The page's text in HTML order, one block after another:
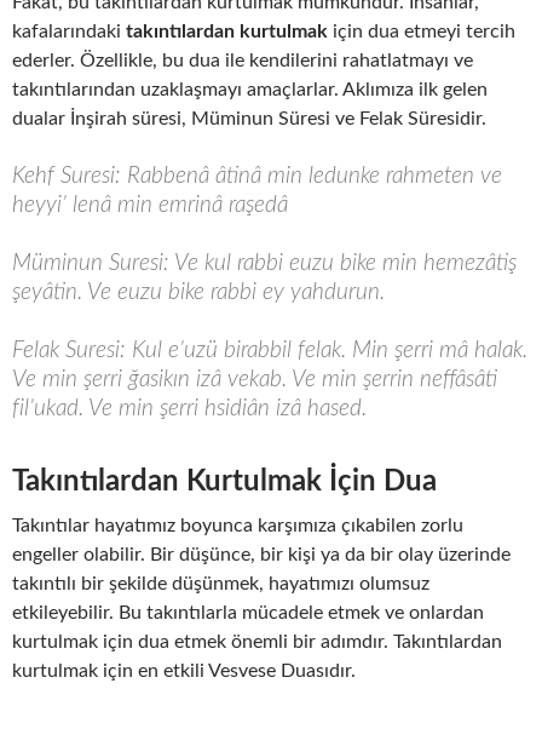
kafalarındaki takıntılardan kurtulmak için dua etmeyi tercih
ederler. Özellikle, bu dua ile kendilerini rahatlatmayı ve
takıntılarından uzaklaşmayı amaçlarlar. Aklımıza ilk gelen
dualar İnşirah süresi, Müminun Süresi ve Felak Süresidir.
Kehf Suresi: Rabbenâ âtinâ min ledunke rahmeten ve
heyyi’ lenâ min emrinâ raşedâ
Müminun Suresi: Ve kul rabbi euzu bike min hemezâtiş
şeyâtin. Ve euzu bike rabbi ey yahdurun.
Felak Suresi: Kul e’uzü birabbil felak. Min şerri mâ halak.
Ve min şerri ğasikın izâ vekab. Ve min şerrin neffâsâti
fil’ukad. Ve min şerri hsidiân izâ hased.
Takıntılardan Kurtulmak İçin Dua
Takıntılar hayatımız boyunca karşımıza çıkabilen zorlu
engeller olabilir. Bir düşünce, bir kişi ya da bir olay üzerinde
takıntılı bir şekilde düşünmek, hayatımızı olumsuz
etkileyebilir. Bu takıntılarla mücadele etmek ve onlardan
kurtulmak için dua etmek önemli bir adımdır. Takıntılardan
kurtulmak için en etkili Vesvese Duasıdır.